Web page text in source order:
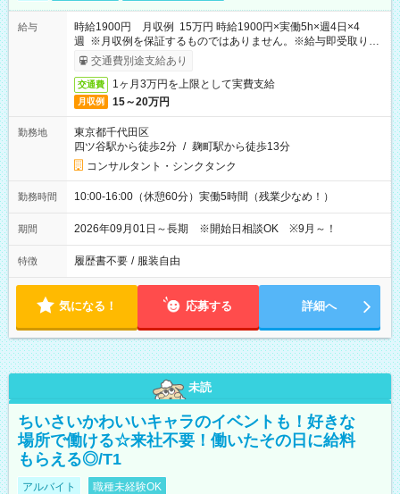
給与
時給1900円 月収例 15万円 時給1900円×実働5h×週4日×4
週 ※月収例を保証するものではありません。※給与即受取りサ
ービス利用可（利用条件有）
交通費別途支給あり
交通費 1ヶ月3万円を上限として実費支給
月収例 15～20万円
勤務地
東京都千代田区
四ツ谷駅から徒歩2分 / 麹町駅から徒歩13分
コンサルタント・シンクタンク
勤務時間 10:00-16:00（休憩60分）実働5時間（残業少なめ！）
期間 2026年09月01日～長期 ※開始日相談OK ※9月～！
特徴 履歴書不要 / 服装自由
気になる！ 応募する 詳細へ
未読
ちいさいかわいいキャラのイベントも！好きな
場所で働ける☆来社不要！働いたその日に給料
もらえる◎/T1
アルバイト 職種未経験OK